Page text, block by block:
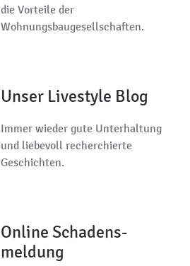
die Vorteile der
Wohnungsbaugesellschaften.
Unser Livestyle Blog
Immer wieder gute Unterhaltung
und liebevoll recherchierte
Geschichten.
Online Schadens­
meldung